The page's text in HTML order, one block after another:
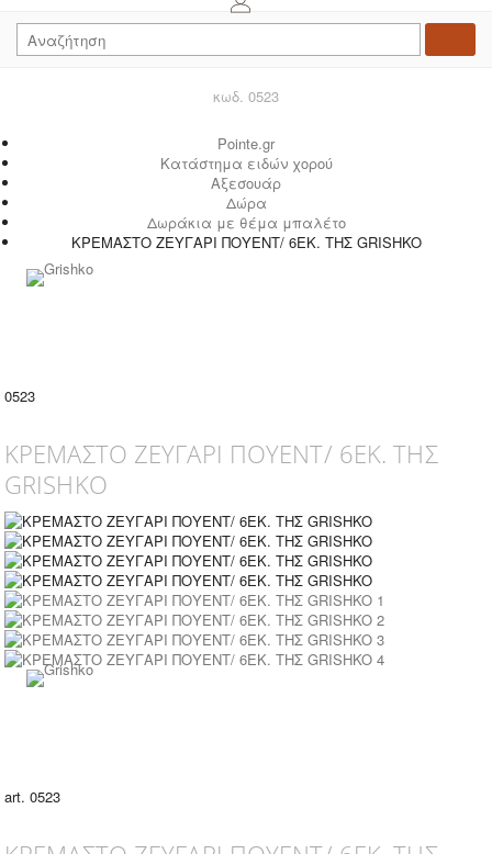
κωδ. 0523
Pointe.gr
Κατάστημα ειδών χορού
Αξεσουάρ
Δώρα
Δωράκια με θέμα μπαλέτο
ΚΡΕΜΑΣΤΟ ΖΕΥΓΑΡΙ ΠΟΥΕΝΤ/ 6ΕΚ. ΤΗΣ GRISHKO
0523
ΚΡΕΜΑΣΤΟ ΖΕΥΓΑΡΙ ΠΟΥΕΝΤ/ 6ΕΚ. ΤΗΣ
GRISHKO
art. 0523